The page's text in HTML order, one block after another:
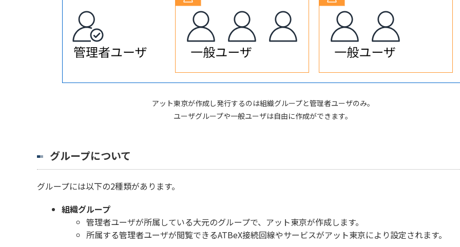
アット東京が作成し発行するのは組織グループと管理者ユーザのみ。
ユーザグループや一般ユーザは自由に作成ができます。
グループについて
グループには以下の2種類があります。
組織グループ
管理者ユーザが所属している大元のグループで、アット東京が作成します。
所属する管理者ユーザが閲覧できるATBeX接続回線やサービスがアット東京により設定されます。